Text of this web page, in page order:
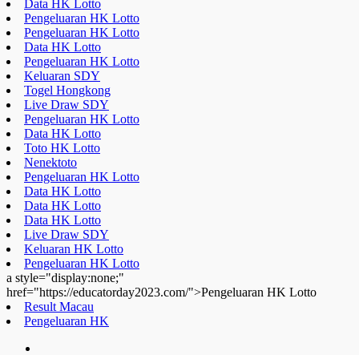
Data HK Lotto
Pengeluaran HK Lotto
Pengeluaran HK Lotto
Data HK Lotto
Pengeluaran HK Lotto
Keluaran SDY
Togel Hongkong
Live Draw SDY
Pengeluaran HK Lotto
Data HK Lotto
Toto HK Lotto
Nenektoto
Pengeluaran HK Lotto
Data HK Lotto
Data HK Lotto
Data HK Lotto
Live Draw SDY
Keluaran HK Lotto
Pengeluaran HK Lotto
a style="display:none;"
href="https://educatorday2023.com/">Pengeluaran HK Lotto
Result Macau
Pengeluaran HK